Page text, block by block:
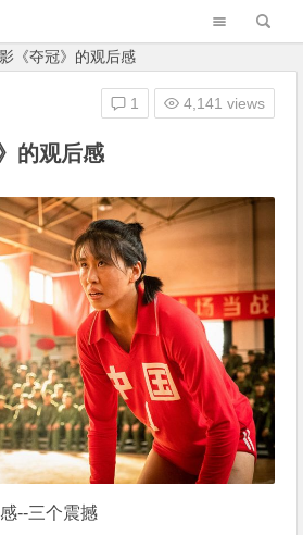
《夺冠》的观后感
的观后感
1 4,141 views
--三个震撼